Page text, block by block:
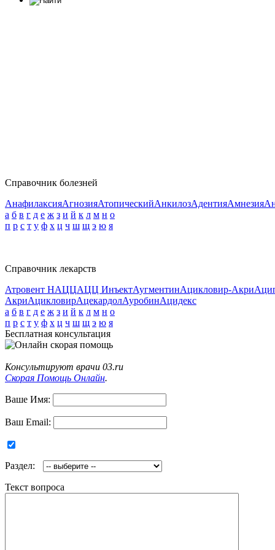
Справочник болезней
АнафилаксияАгнозияАтопическийАнкилозАдентияАмнезия
а б в г д е ж з и й к л м н о
п р с т у ф х ц ч ш щ э ю я
Справочник лекарств
Атровент НАЦЦАЦЦ ИнъектАугментинАцикловир-Акри
АкриАцикловирАцекардолАуробинАцидекс
а б в г д е ж з и й к л м н о
п р с т у ф х ц ч ш щ э ю я
Бесплатная консультация
Консультируют врачи 03.ru
Скорая Помощь Онлайн.
Ваше Имя:
Ваш Email:
Раздел:
Текст вопроса